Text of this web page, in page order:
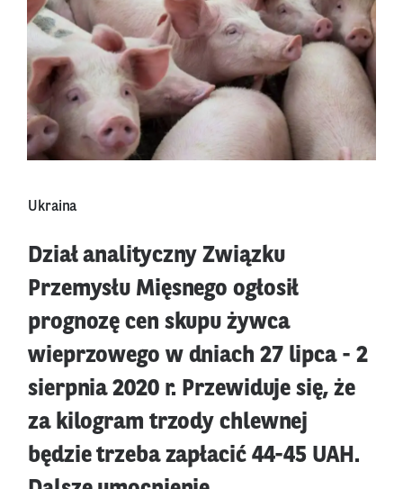
Ukraina
Dział analityczny Związku
Przemysłu Mięsnego ogłosił
prognozę cen skupu żywca
wieprzowego w dniach 27 lipca - 2
sierpnia 2020 r. Przewiduje się, że
za kilogram trzody chlewnej
będzie trzeba zapłacić 44-45 UAH.